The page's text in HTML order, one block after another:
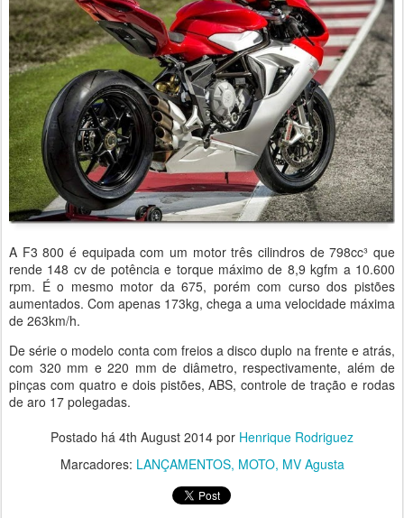
A F3 800 é equipada com um motor três cilindros de 798cc³ que
rende 148 cv de potência e torque máximo de 8,9 kgfm a 10.600
rpm. É o mesmo motor da 675, porém com curso dos pistões
aumentados. Com apenas 173kg, chega a uma velocidade máxima
de 263km/h.
De série o modelo conta com freios a disco duplo na frente e atrás,
com 320 mm e 220 mm de diâmetro, respectivamente, além de
pinças com quatro e dois pistões, ABS, controle de tração e rodas
de aro 17 polegadas.
Postado há 4th August 2014 por Henrique Rodriguez
Marcadores: LANÇAMENTOS MOTO MV Agusta